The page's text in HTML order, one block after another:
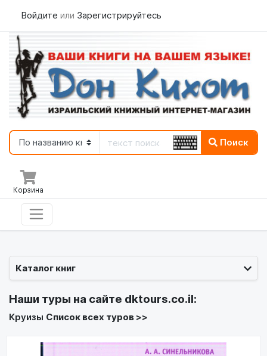
Войдите или Зарегистрируйтесь
Поиск
Корзина
Каталог книг
Наши туры на сайте dktours.co.il:
Круизы Список всех туров >>